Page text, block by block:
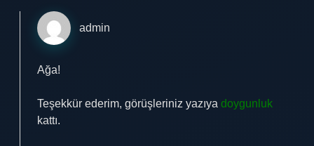
admin
Ağa!
Teşekkür ederim, görüşleriniz yazıya doygunluk
kattı.